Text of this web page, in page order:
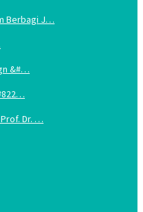
Berbagi J…
&#…
Dr. …